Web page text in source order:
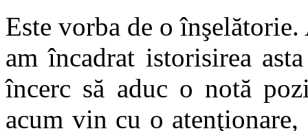
Este vorba de o
am încadrat istorisirea
încerc să aduc o notă
acum vin cu o